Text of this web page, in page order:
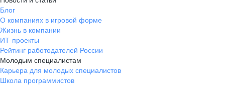
Блог
О компаниях в игровой форме
Жизнь в компании
ИТ-проекты
Рейтинг работодателей России
Молодым специалистам
Карьера для молодых специалистов
Школа программистов